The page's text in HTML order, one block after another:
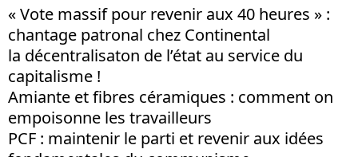
« Vote massif pour revenir aux 40 heures » :
chantage patronal chez Continental
la décentralisaton de l’état au service du
capitalisme !
Amiante et fibres céramiques : comment on
empoisonne les travailleurs
PCF : maintenir le parti et revenir aux idées